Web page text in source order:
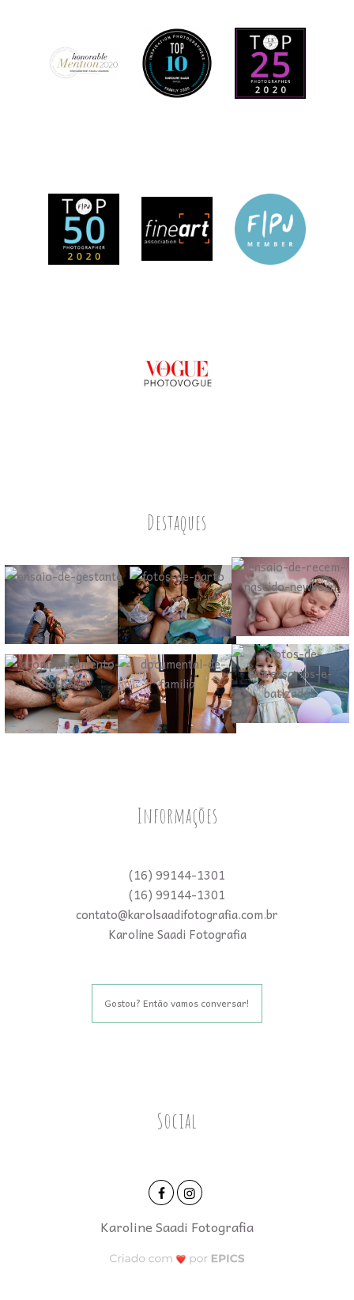
Destaques
Informações
(16) 99144-1301
(16) 99144-1301
contato@karolsaadifotografia.com.br
Karoline Saadi Fotografia
Gostou? Então vamos conversar!
Social
Karoline Saadi Fotografia